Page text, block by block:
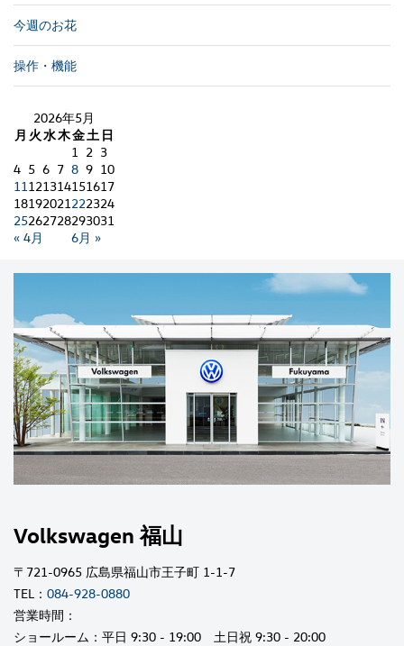
今週のお花
操作・機能
2026年5月
月 火水木金土 日
« 4月 6月 »
1 2 3
4 5 6 7 8 9 10
11121314151617
18192021222324
25262728293031
Volkswagen 福山
〒721-0965 広島県福山市王子町 1-1-7
TEL： 084-928-0880
営業時間：
ショールーム：平日 9:30 - 19:00 土日祝 9:30 - 20:00